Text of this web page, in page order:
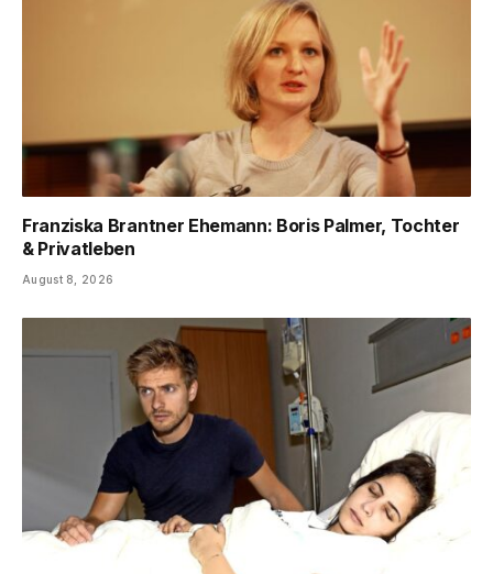
Franziska Brantner Ehemann: Boris Palmer, Tochter
& Privatleben
August 8, 2026